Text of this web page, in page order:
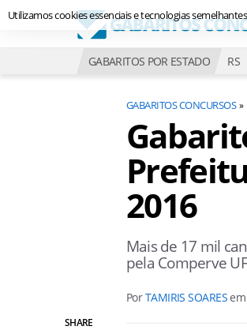
GABARITOS POR ESTADO RS
SHARE
GABARITOS CONCURSOS
2016
Mais de 17 mil
pela Comperve
PorTAMIRIS SOARESem
Utilizamos cookies essenciais e tecnologias